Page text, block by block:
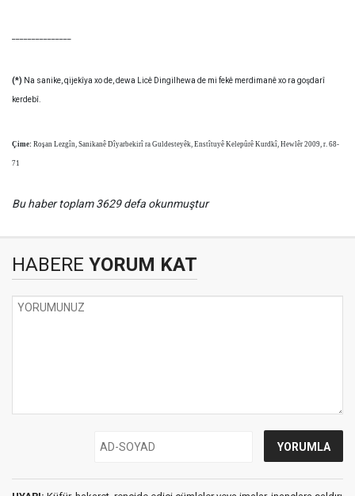
(*) Na sanike, qijekîya xo de, dewa Licê Dingilhewa de mi fekê merdimanê xo ra goşdarî
kerdebî.
Çime: Roşan Lezgîn, Sanikanê Dîyarbekirî ra Guldesteyêk, Enstîtuyê Kelepûrê Kurdkî, Hewlêr 2009, r. 68-
71
Bu haber toplam 3629 defa okunmuştur
HABERE YORUM KAT